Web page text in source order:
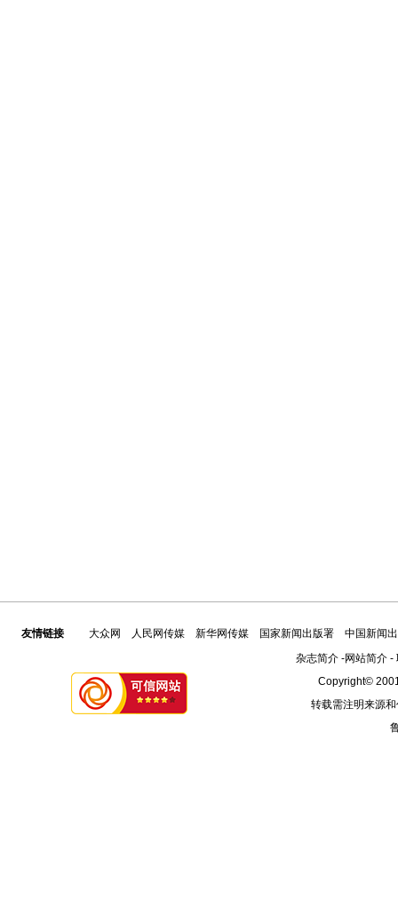
友情链接 大众网 人民网传媒 新华网传媒 国家新闻出版署
中国新闻
杂志简介-网站简介-
Copyright©
转载需注明来源